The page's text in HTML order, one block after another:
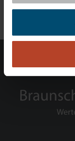
SPRECHEN SIE UNS AN